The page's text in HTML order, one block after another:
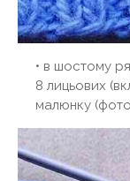
• в шостому
8 лицьових
малюнку